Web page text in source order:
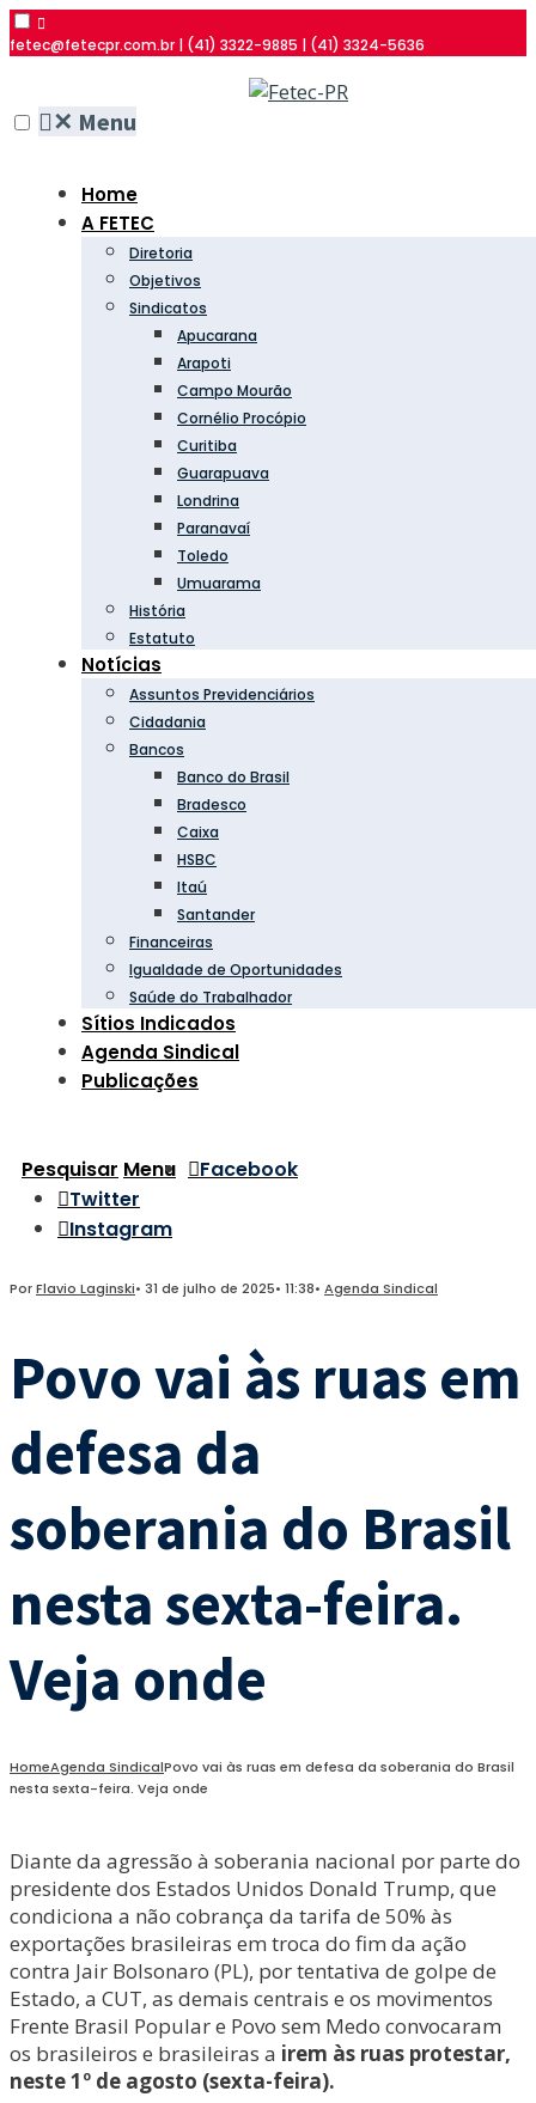
fetec@fetecpr.com.br | (41) 3322-9885 | (41) 3324-5636
✕ Menu
Home
A FETEC
Diretoria
Objetivos
Sindicatos
Apucarana
Arapoti
Campo Mourão
Cornélio Procópio
Curitiba
Guarapuava
Londrina
Paranavaí
Toledo
Umuarama
História
Estatuto
Notícias
Assuntos Previdenciários
Cidadania
Bancos
Banco do Brasil
Bradesco
Caixa
HSBC
Itaú
Santander
Financeiras
Igualdade de Oportunidades
Saúde do Trabalhador
Sítios Indicados
Agenda Sindical
Publicações
Pesquisar Menu
Facebook
Twitter
Instagram
PorFlavio Laginski• 31 de julho de 2025• 11:38• Agenda Sindical
Povo vai às ruas em
defesa da
soberania do Brasil
nesta sexta-feira.
Veja onde
HomeAgenda SindicalPovo vai às ruas em defesa da soberania do Brasil
nesta sexta-feira. Veja onde
Diante da agressão à soberania nacional por parte do
presidente dos Estados Unidos Donald Trump, que
condiciona a não cobrança da tarifa de 50% às
exportações brasileiras em troca do fim da ação
contra Jair Bolsonaro (PL), por tentativa de golpe de
Estado, a CUT, as demais centrais e os movimentos
Frente Brasil Popular e Povo sem Medo convocaram
os brasileiros e brasileiras a irem às ruas protestar,
neste 1º de agosto (sexta-feira).